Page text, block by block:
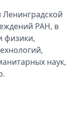
Ленинградской
РАН, в
физики,
наук,